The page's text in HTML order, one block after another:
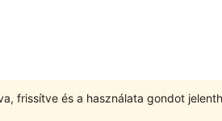
frissítve és a használata gondot